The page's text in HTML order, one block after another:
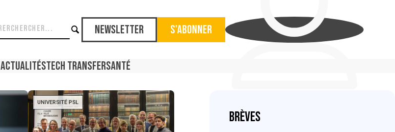
Newsletter S'abonner
ActualitésTech TransferSanté
UNIVERSITÉ PSL
Brèves